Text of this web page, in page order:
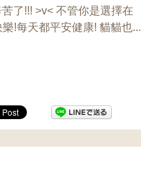
了!!! >v< 不管你是選擇在
!每天都平安健康! 貓貓也...